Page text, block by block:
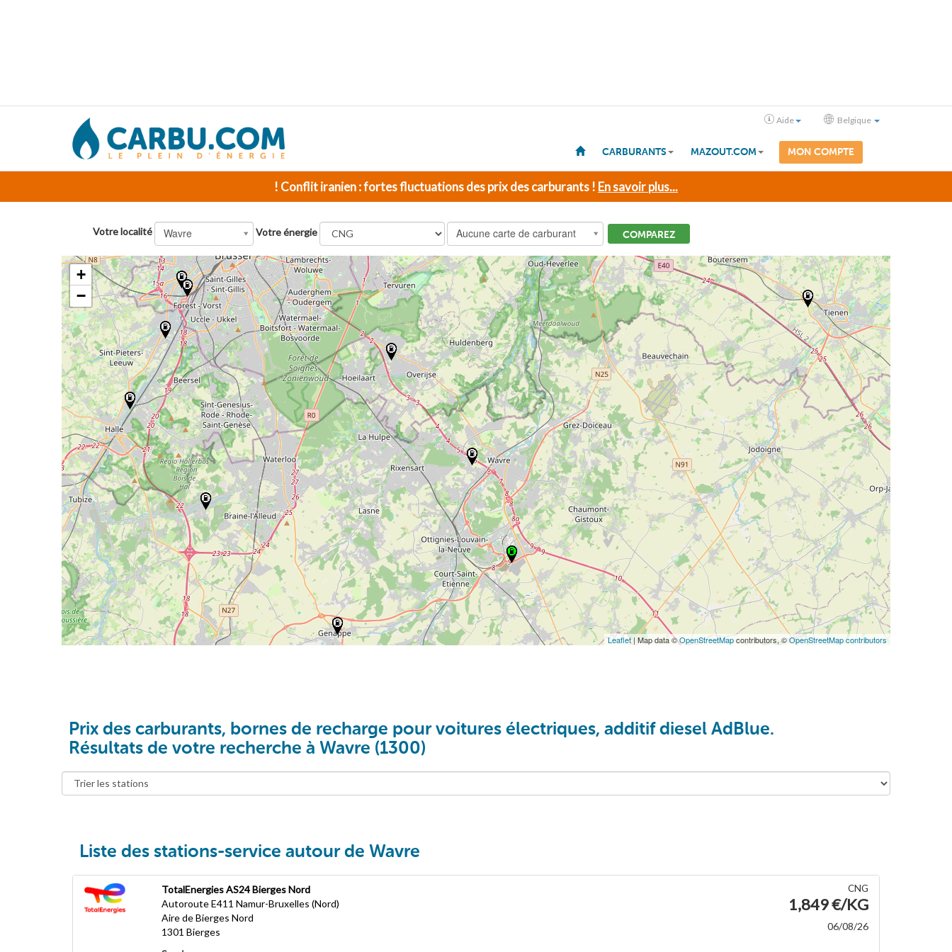
Aide Belgique
CARBURANTS MAZOUT.COM MON COMPTE
! Conflit iranien : fortes fluctuations des prix des carburants ! En savoir plus...
Votre localité Wavre Votre énergie Aucune carte de carburant COMPAREZ
+
−
Leaflet| Map data ©OpenStreetMapcontributors, ©OpenStreetMap contributors
Prix des carburants, bornes de recharge pour voitures électriques, additif diesel AdBlue.
Résultats de votre recherche à Wavre (1300)
Liste des stations-service autour de Wavre
TotalEnergies AS24 Bierges Nord
Autoroute E411 Namur-Bruxelles (Nord)
Aire de Bierges Nord
1301 Bierges
CNG
1,849 €/KG
06/08/26